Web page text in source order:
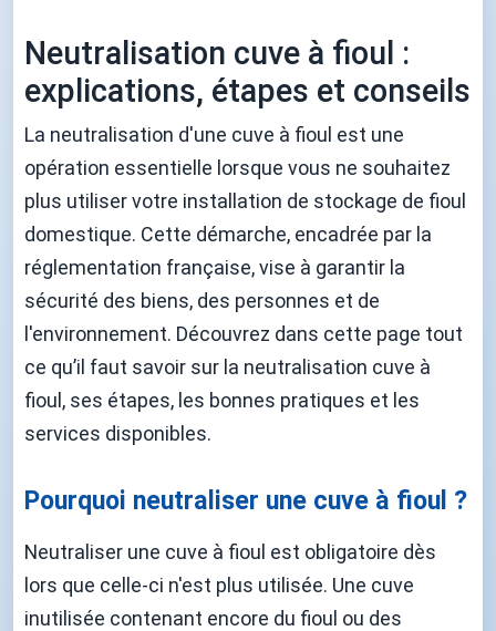
Neutralisation cuve à fioul :
explications, étapes et conseils
La neutralisation d'une cuve à fioul est une
opération essentielle lorsque vous ne souhaitez
plus utiliser votre installation de stockage de fioul
domestique. Cette démarche, encadrée par la
réglementation française, vise à garantir la
sécurité des biens, des personnes et de
l'environnement. Découvrez dans cette page tout
ce qu’il faut savoir sur la neutralisation cuve à
fioul, ses étapes, les bonnes pratiques et les
services disponibles.
Pourquoi neutraliser une cuve à fioul ?
Neutraliser une cuve à fioul est obligatoire dès
lors que celle-ci n'est plus utilisée. Une cuve
inutilisée contenant encore du fioul ou des